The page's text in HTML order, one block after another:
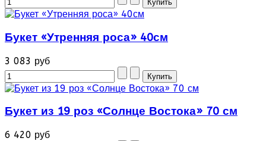
Букет «Утренняя роса» 40см
3 083 руб
Букет из 19 роз «Солнце Востока» 70 см
6 420 руб